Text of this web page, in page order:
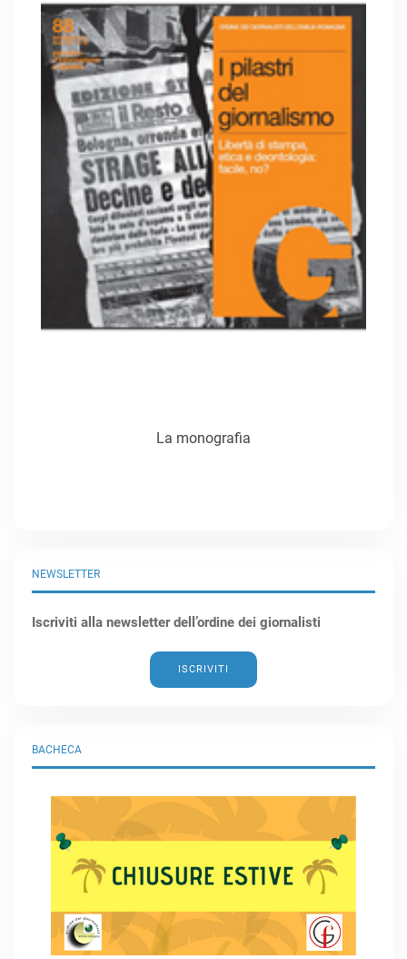
BACHECA
NEWSLETTER
Iscriviti alla newsletter dell’ordine dei giornalisti
ISCRIVITI
La monografia